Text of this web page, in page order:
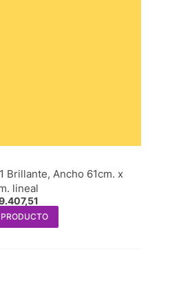
Brillante, Ancho 61cm. x
lineal
PRODUCTO